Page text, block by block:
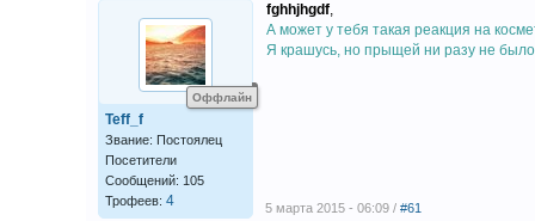
Оффлайн
Teff_f
Звание: Постоялец
Посетители
Сообщений: 105
Трофеев: 4
fghhjhgdf,
А может у тебя такая реакция на
Я крашусь, но прыщей ни разу не
5 марта 2015 - 06:09 / #61